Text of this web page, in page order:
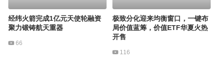
经纬火箭完成1亿元天使轮融资
聚力锻铸航天重器
66
极致分化迎来均衡窗口，一键布
局价值蓝筹，价值ETF华夏火热
开售
116